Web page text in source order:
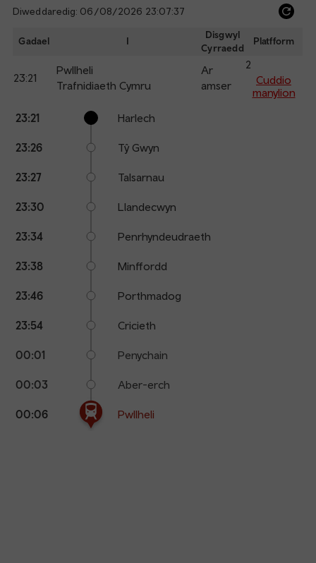
Diweddaredig: 06/08/2026 23:07:37
Gadael I
Disgwyl
Cyrraedd
Platfform
23:21
Pwllheli
Trafnidiaeth Cymru
Ar
amser
2
Cuddio
manylion
points
Arrival
Station
23:21 Harlech
23:26 Tŷ Gwyn
23:27 Talsarnau
23:30 Llandecwyn
23:34 Penrhyndeudraeth
23:38 Minffordd
23:46 Porthmadog
23:54 Cricieth
00:01 Penychain
00:03 Aber-erch
00:06 Pwllheli